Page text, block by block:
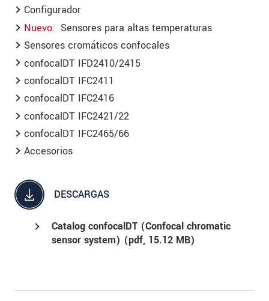
Configurador
Nuevo
Sensores para altas temperaturas
Sensores cromáticos confocales
confocalDT IFD2410/2415
confocalDT IFC2411
confocalDT IFC2416
confocalDT IFC2421/22
confocalDT IFC2465/66
Accesorios
DESCARGAS
Catalog confocalDT (Confocal chromatic
sensor system) (pdf, 15.12 MB)